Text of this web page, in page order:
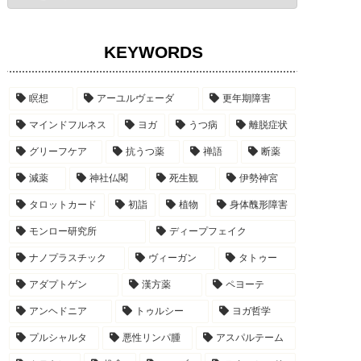
KEYWORDS
瞑想 アーユルヴェーダ 更年期障害
マインドフルネス ヨガ うつ病 離脱症状
グリーフケア 抗うつ薬 禅語 断薬
減薬 神社仏閣 死生観 伊勢神宮
タロットカード 初詣 植物 身体醜形障害
モンロー研究所 ディープフェイク
ナノプラスチック ヴィーガン タトゥー
アダプトゲン 漢方薬 ペヨーテ
アンヘドニア トゥルシー ヨガ哲学
プルシャルタ 悪性リンパ腫 アスパルテーム